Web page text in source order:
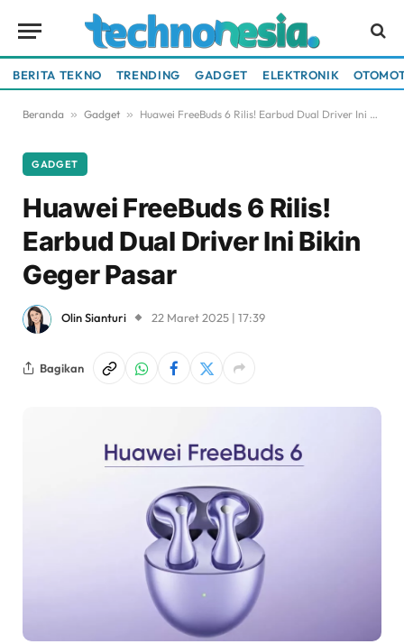
BERITA TEKNO TRENDING GADGET ELEKTRONIK
Beranda » Gadget » Huawei FreeBuds 6 Rilis! Earbud Dual Driver Ini Bikin Geger Pasar
GADGET
Huawei FreeBuds 6 Rilis!
Earbud Dual Driver Ini Bikin
Geger Pasar
Olin Sianturi 22 Maret 2025 | 17:39
Bagikan